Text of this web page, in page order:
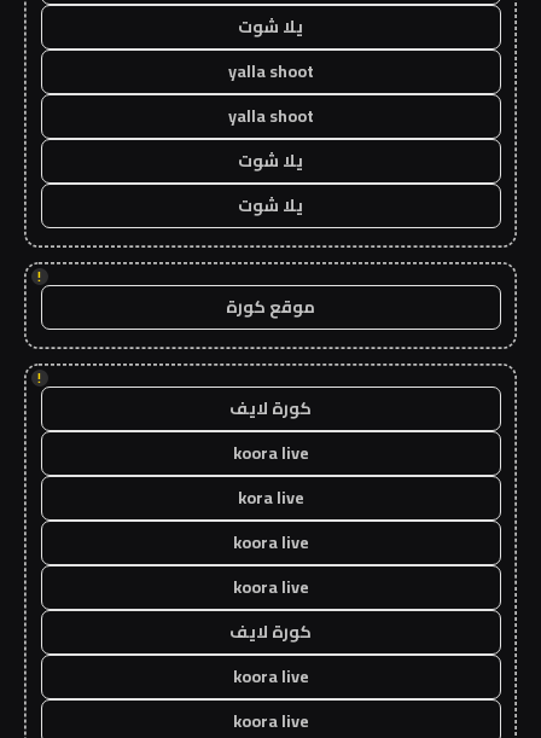
يلا شوت
yalla shoot
yalla shoot
يلا شوت
يلا شوت
!
موقع كورة
!
كورة لايف
koora live
kora live
koora live
koora live
كورة لايف
koora live
koora live